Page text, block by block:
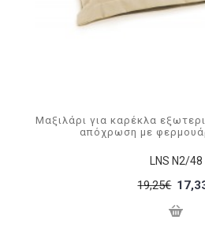
LNS N2/48
Μαξιλάρι για καρέκλα
απόχρωση με
19,25€